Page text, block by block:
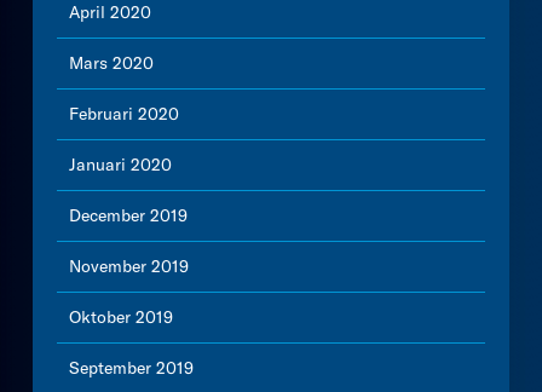
April 2020
Mars 2020
Februari 2020
Januari 2020
December 2019
November 2019
Oktober 2019
September 2019